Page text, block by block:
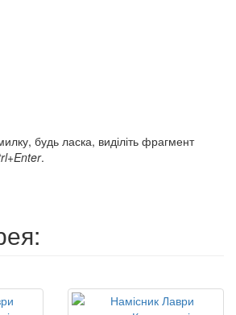
будь ласка, виділіть фрагмент
.